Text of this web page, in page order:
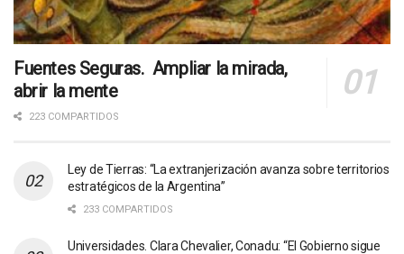
Fuentes Seguras. Ampliar la mirada,
abrir la mente
223 COMPARTIDOS
Ley de Tierras: “La extranjerización avanza sobre territorios
estratégicos de la Argentina”
233 COMPARTIDOS
Universidades. Clara Chevalier, Conadu: “El Gobierno sigue